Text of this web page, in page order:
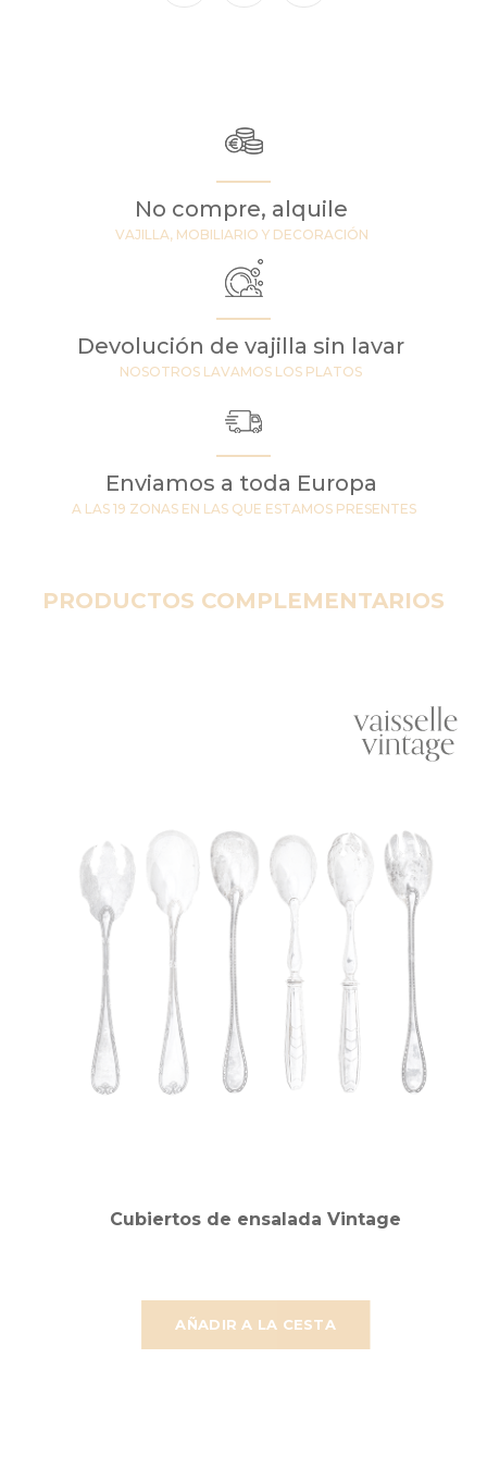
No compre, alquile
VAJILLA, MOBILIARIO Y DECORACIÓN
Devolución de vajilla sin lavar
NOSOTROS LAVAMOS LOS PLATOS
Enviamos a toda Europa
A LAS 19 ZONAS EN LAS QUE ESTAMOS PRESENTES
PRODUCTOS COMPLEMENTARIOS
AÑADIR A LA CESTA
Cubiertos de ensalada Vintage